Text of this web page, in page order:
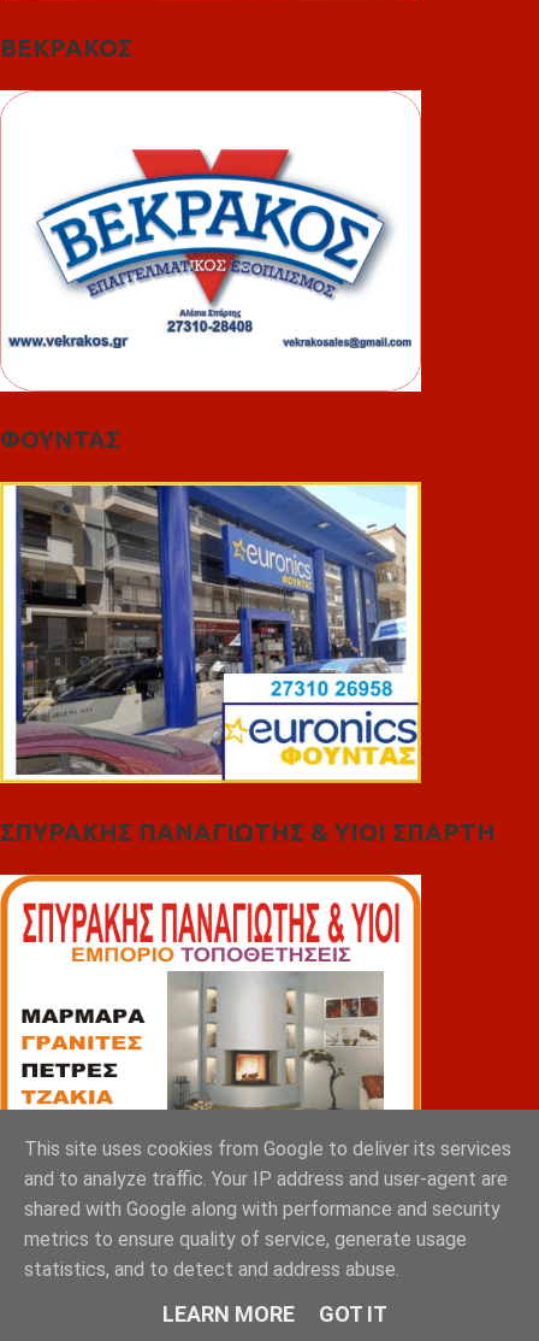
ΒΕΚΡΑΚΟΣ
ΦΟΥΝΤΑΣ
ΣΠΥΡΑΚΗΣ ΠΑΝΑΓΙΩΤΗΣ & YIOI ΣΠΑΡΤΗ
This site uses cookies from Google to deliver its services
and to analyze traffic. Your IP address and user-agent are
shared with Google along with performance and security
metrics to ensure quality of service, generate usage
statistics, and to detect and address abuse.
LEARN MORE GOT IT